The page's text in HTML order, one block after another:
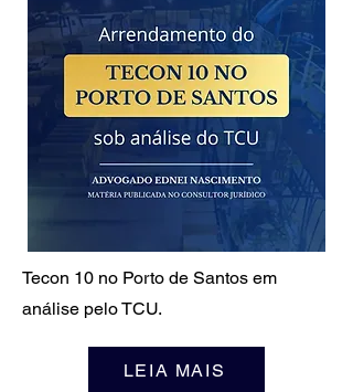
Tecon 10 no Porto de Santos em
análise pelo TCU.
LEIA MAIS